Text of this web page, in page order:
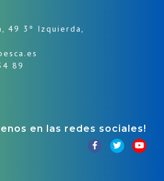
49 3º Izquierda,
89
en las redes sociales!